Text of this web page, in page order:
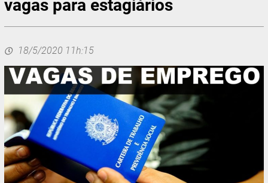
vagas para estagiários
18/5/2020 11h:15